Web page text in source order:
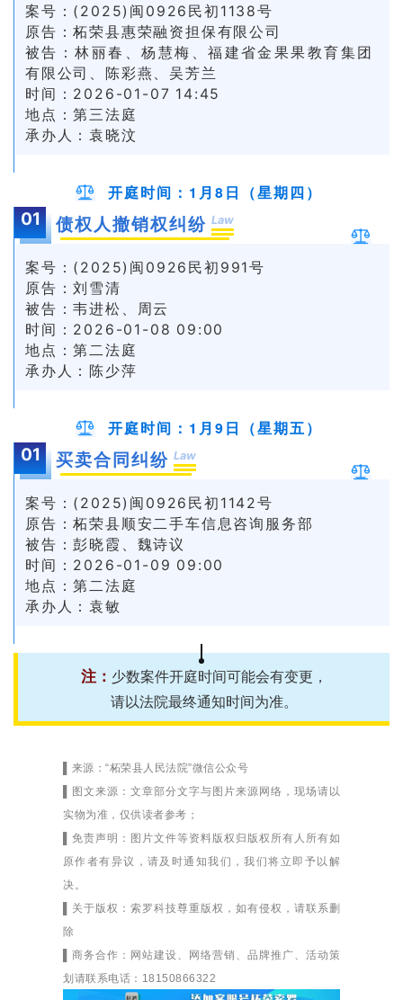
案号：(2025)闽0926民初1138号
原告：柘荣县惠荣融资担保有限公司
被告：林丽春、杨慧梅、福建省金果果教育集团
有限公司、陈彩燕、吴芳兰
时间：2026-01-07 14:45
地点：第三法庭
承办人：袁晓汶
开庭时间：1月8日（星期四）
01
债权人撤销权纠纷 Law
案号：(2025)闽0926民初991号
原告：刘雪清
被告：韦进松、周云
时间：2026-01-08 09:00
地点：第二法庭
承办人：陈少萍
开庭时间：1月9日（星期五）
01
买卖合同纠纷 Law
案号：(2025)闽0926民初1142号
原告：柘荣县顺安二手车信息咨询服务部
被告：彭晓霞、魏诗议
时间：2026-01-09 09:00
地点：第二法庭
承办人：袁敏
注： 少数案件开庭时间可能会有变更，
请以法院最终通知时间为准。
▌来源：“柘荣县人民法院”微信公众号
▌图文来源：文章部分文字与图片来源网络，现场请以
实物为准，仅供读者参考；
▌免责声明：图片文件等资料版权归版权所有人所有如
原作者有异议，请及时通知我们，我们将立即予以解
决。
▌关于版权：索罗科技尊重版权，如有侵权，请联系删
除
▌商务合作：网站建设、网络营销、品牌推广、活动策
划请联系电话：18150866322